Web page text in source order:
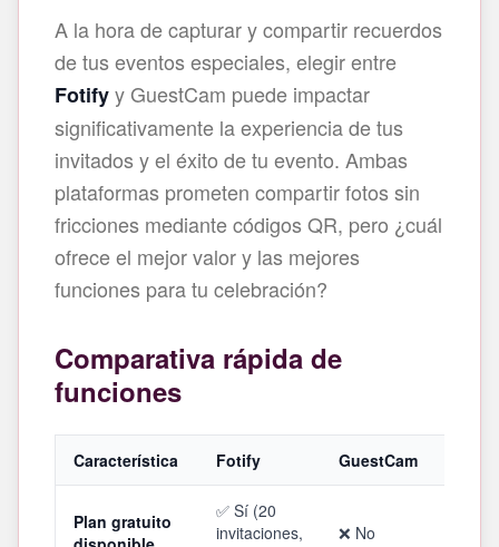
A la hora de capturar y compartir recuerdos
de tus eventos especiales, elegir entre
Fotifyy GuestCam puede impactar
significativamente la experiencia de tus
invitados y el éxito de tu evento. Ambas
plataformas prometen compartir fotos sin
fricciones mediante códigos QR, pero ¿cuál
ofrece el mejor valor y las mejores
funciones para tu celebración?
Comparativa rápida de
funciones
Característica Fotify GuestCam
Plan gratuito
✅ Sí (20
invitaciones,
❌ No